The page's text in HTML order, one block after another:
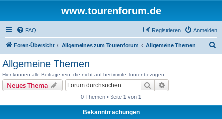
www.tourenforum.de
FAQ Anmelden
Registrieren
Foren-Übersicht Allgemeines zum Tourenforum Allgemeine Themen
Allgemeine Themen
Hier können alle Beiträge rein, die nicht auf bestimmte Tourenbezogen
Neues Thema Suche
0 Themen • Seite 1 von 1
Bekanntmachungen